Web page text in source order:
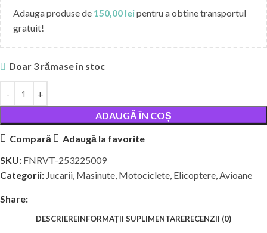
Adauga produse de 150,00 leipentru a obtine transportul
gratuit!
Doar 3 rămase în stoc
ADAUGĂ ÎN COȘ
Compară
Adaugă la favorite
SKU: FNRVT-253225009
Categorii: Jucarii, Masinute, Motociclete, Elicoptere, Avioane
Share:
DESCRIEREINFORMAȚII SUPLIMENTARERECENZII (0)